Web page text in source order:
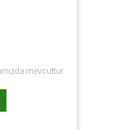
mevcuttur.